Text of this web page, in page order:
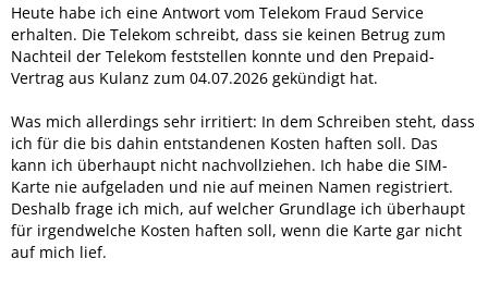
Heute habe ich eine Antwort vom Telekom Fraud Service
erhalten. Die Telekom schreibt, dass sie keinen Betrug zum
Nachteil der Telekom feststellen konnte und den Prepaid-
Vertrag aus Kulanz zum 04.07.2026 gekündigt hat.
Was mich allerdings sehr irritiert: In dem Schreiben steht, dass
ich für die bis dahin entstandenen Kosten haften soll. Das
kann ich überhaupt nicht nachvollziehen. Ich habe die SIM-
Karte nie aufgeladen und nie auf meinen Namen registriert.
Deshalb frage ich mich, auf welcher Grundlage ich überhaupt
für irgendwelche Kosten haften soll, wenn die Karte gar nicht
auf mich lief.